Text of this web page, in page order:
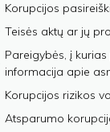
Korupcijos
Teisės aktų ar jų
Pareigybės, į
informacija apie
Korupcijos rizikos
Atsparumo